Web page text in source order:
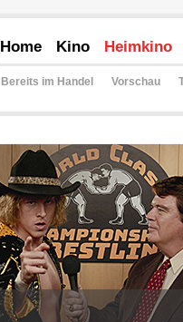
Home Kino Heimkino
Bereits im Handel Vorschau